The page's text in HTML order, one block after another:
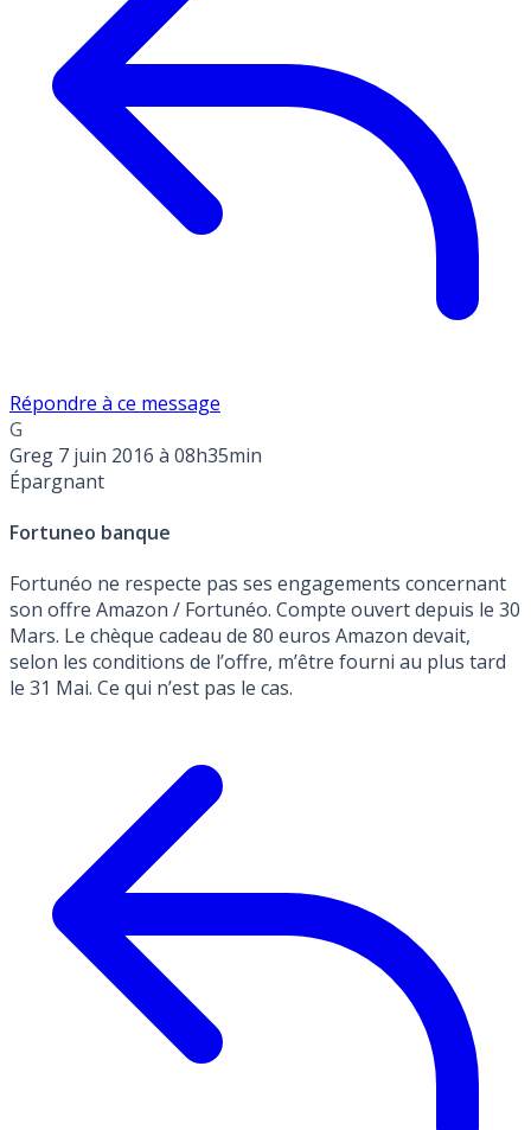
Répondre à ce message
G
Greg 7 juin 2016 à 08h35min
Épargnant
Fortuneo banque
Fortunéo ne respecte pas ses engagements concernant
son offre Amazon / Fortunéo. Compte ouvert depuis le 30
Mars. Le chèque cadeau de 80 euros Amazon devait,
selon les conditions de l’offre, m’être fourni au plus tard
le 31 Mai. Ce qui n’est pas le cas.